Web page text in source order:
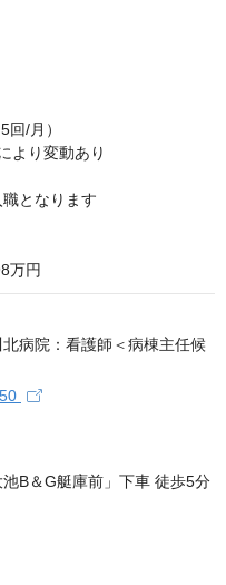
/月）
より変動あり
となります
万円
B＆G艇庫前」下車 徒歩5分